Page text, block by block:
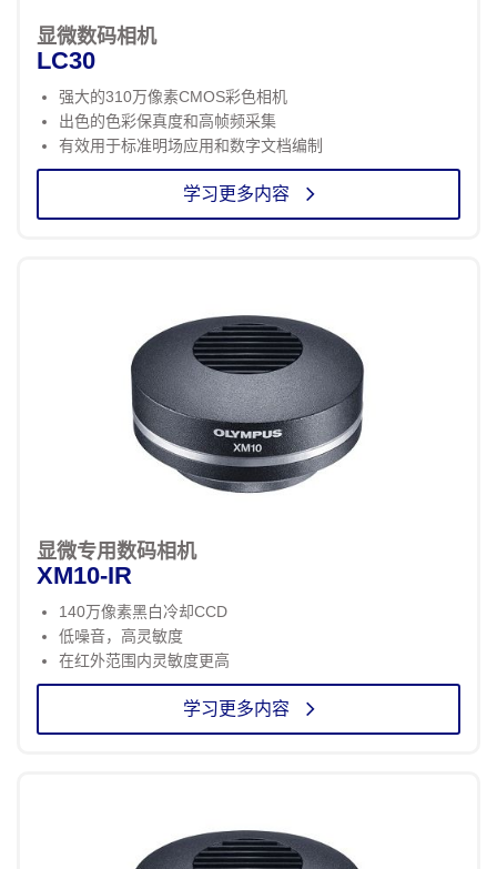
显微数码相机
LC30
强大的310万像素CMOS彩色相机
出色的色彩保真度和高帧频采集
有效用于标准明场应用和数字文档编制
学习更多内容
显微专用数码相机
XM10-IR
140万像素黑白冷却CCD
低噪音，高灵敏度
在红外范围内灵敏度更高
学习更多内容